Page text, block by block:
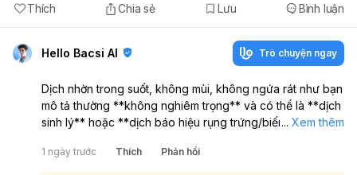
Thích Chia sẻ Lưu Bình luận
Hello Bacsi AI Trò chuyện ngay
Dịch nhờn trong suốt, không mùi, không ngứa rát như bạn
mô tả thường **không nghiêm trọng** và có thể là **dịch
sinh lý** hoặc **dịch báo hiệu rụng trứng/biến đổi nội
trùng đã lau khô để ngoài vài phút thì khả năng sống giảm
nhiều, nên **khả năng có thai vẫn có nhưng không cao**.
... Xem thêm
1 ngày trước Thích Phản hồi